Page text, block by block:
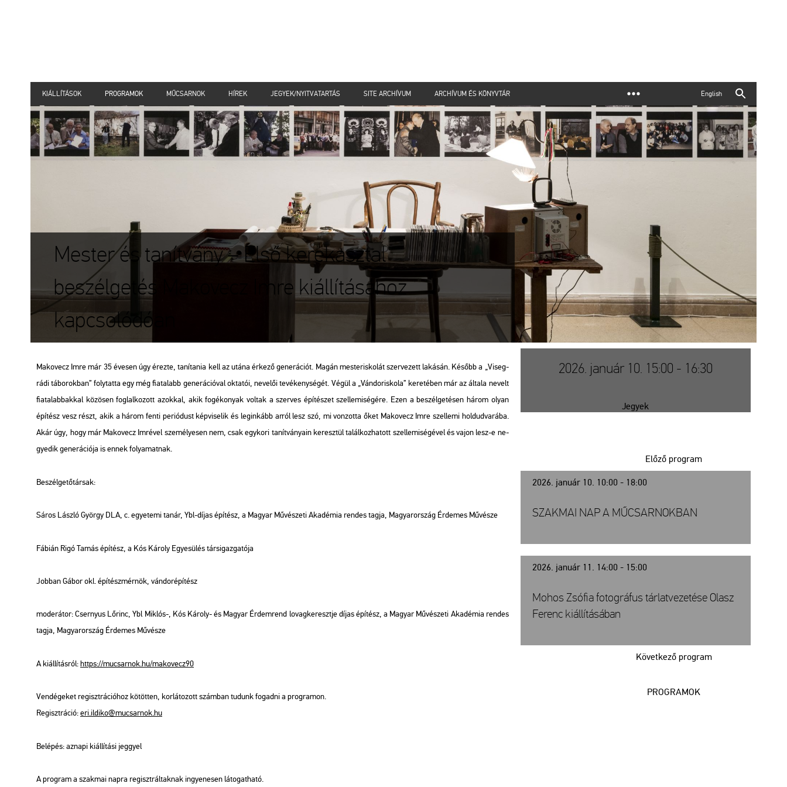
KIÁLLÍTÁSOK PROGRAMOK MŰCSARNOK HÍREK JEGYEK/NYITVATARTÁS SITE ARCHÍVUM ARCHÍVUM ÉS KÖNYVTÁR English
Mester és tanítvány – Első kerekasztal
beszélgetés Makovecz Imre kiállításához
kapcsolódóan
Ma­ko­vecz Imre már 35 éve­sen úgy érez­te, ta­ní­ta­nia kell az utána ér­ke­ző ge­ne­rá­ci­ót. Magán mes­ter­is­ko­lát szer­ve­zett la­ká­sán. Ké­sőbb a „Vi­seg­
rá­di tá­bo­rok­ban” foly­tat­ta egy még fi­a­ta­labb ge­ne­rá­ci­ó­val ok­ta­tói, ne­ve­lői te­vé­keny­sé­gét. Végül a „Ván­dor­is­ko­la” ke­re­té­ben már az ál­ta­la ne­velt
fi­a­ta­lab­bak­kal kö­zö­sen fog­lal­ko­zott azok­kal, akik fo­gé­ko­nyak vol­tak a szer­ves épí­té­szet szel­le­mi­sé­gé­re. Ezen a be­szél­ge­té­sen három olyan
épí­tész vesz részt, akik a három fenti pe­ri­ó­dust kép­vi­se­lik és leg­in­kább arról lesz szó, mi von­zot­ta őket Ma­ko­vecz Imre szel­le­mi hold­ud­va­rá­ba.
Akár úgy, hogy már Ma­ko­vecz Im­ré­vel sze­mé­lye­sen nem, csak egy­ko­ri ta­nít­vá­nya­in ke­resz­tül ta­lál­koz­ha­tott szel­le­mi­sé­gé­vel és vajon lesz-e ne­
gye­dik ge­ne­rá­ci­ó­ja is ennek fo­lya­mat­nak.
Be­szél­ge­tő­tár­sak:
Sáros Lász­ló György DLA, c. egye­te­mi tanár, Ybl-díjas épí­tész, a Ma­gyar Mű­vé­sze­ti Aka­dé­mia ren­des tagja, Ma­gyar­or­szág Ér­de­mes Mű­vé­sze
Fá­bi­án Rigó Tamásépí­tész, a Kós Ká­roly Egye­sü­lés társ­igaz­ga­tó­ja
Job­ban Gábor okl. épí­tész­mér­nök, ván­dor­épí­tész
mo­de­rá­tor: Cser­nyus Lő­rinc, Ybl Mik­lós-, Kós Ká­roly- és Ma­gyar Ér­dem­rend lo­vag­ke­reszt­je díjas épí­tész, a Ma­gyar Mű­vé­sze­ti Aka­dé­mia ren­des
tagja, Ma­gyar­or­szág Ér­de­mes Mű­vé­sze
A ki­ál­lí­tás­ról:https://​mu­csar­nok.​hu/​ma­ko­vecz90
Ven­dé­ge­ket re­giszt­rá­ci­ó­hoz kö­töt­ten, kor­lá­to­zott szám­ban tu­dunk fo­gad­ni a prog­ra­mon.
Re­giszt­rá­ció:eri.​il­di­ko@​mu­csar­nok.​hu
Be­lé­pés: az­na­pi ki­ál­lí­tá­si jeggyel
A prog­ram a szak­mai napra re­giszt­rál­tak­nak in­gye­ne­sen lá­to­gat­ha­tó.
2026. január 10. 15:00 - 16:30
Jegyek
2026. január 10. 10:00 - 18:00
Előző program
SZAKMAI NAP A MŰCSARNOKBAN
2026. január 11. 14:00 - 15:00
Következő program
Mohos Zsófia fotográfus tárlatvezetése Olasz
Ferenc kiállításában
PROGRAMOK